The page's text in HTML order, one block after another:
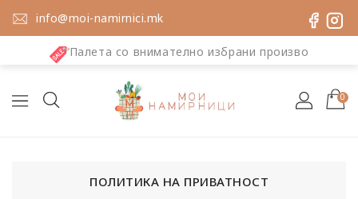
info@moi-namirnici.mk
Палета со внимателно избрани производи
0
ПОЛИТИКА НА ПРИВАТНОСТ